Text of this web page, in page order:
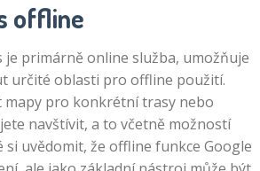
offline
je primárně online služba, umožňuje
určité oblasti pro offline použití.
mapy pro konkrétní trasy nebo
navštívit, a to včetně možností
si uvědomit, že offline funkce Google